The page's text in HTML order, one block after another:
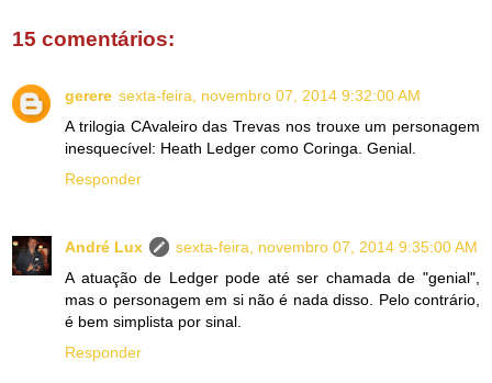
15 comentários:
gerere sexta-feira, novembro 07, 2014 9:32:00 AM
A trilogia CAvaleiro das Trevas nos trouxe um personagem
inesquecível: Heath Ledger como Coringa. Genial.
Responder
André Lux
sexta-feira, novembro 07, 2014 9:35:00 AM
A atuação de Ledger pode até ser chamada de "genial",
mas o personagem em si não é nada disso. Pelo contrário,
é bem simplista por sinal.
Responder